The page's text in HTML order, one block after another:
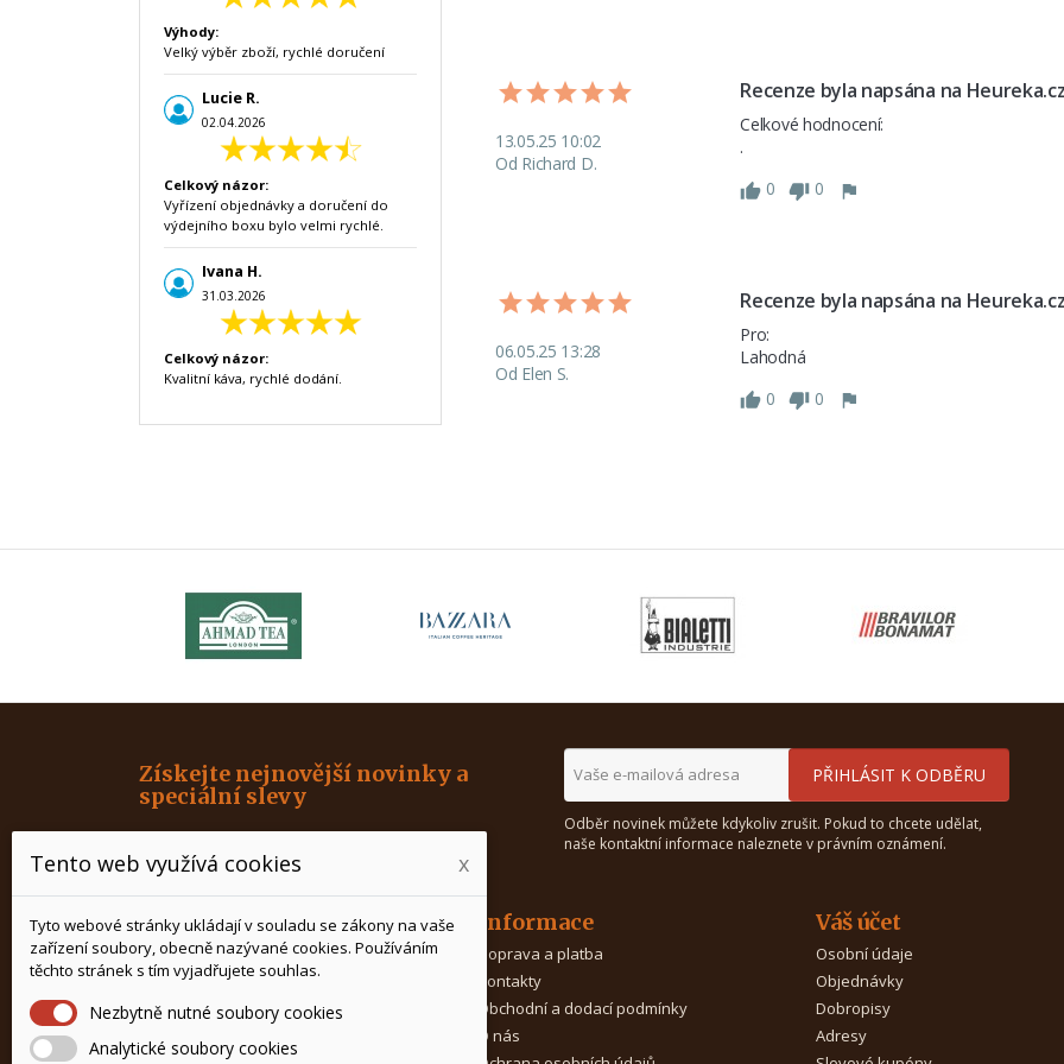
Výhody:
Velký výběr zboží, rychlé doručení
Lucie R.
02.04.2026
Celkový názor:
Vyřízení objednávky a doručení do
výdejního boxu bylo velmi rychlé.
Ivana H.
31.03.2026
Celkový názor:
Kvalitní káva, rychlé dodání.
13.05.25 10:02
Od Richard D.
Recenze byla napsána na Heureka.cz
Celkové hodnocení:
0
0
06.05.25 13:28
Od Elen S.
Recenze byla napsána na Heureka.cz
Pro:
0
0
Získejte nejnovější novinky a
speciální slevy
Odběr novinek můžete kdykoliv zrušit. Pokud to chcete udělat,
naše kontaktní informace naleznete v právním oznámení.
Produkty
Káva
Čaj
Kávovary
Informace
Doprava a platba
Kontakty
Obchodní a dodací podmínky
O nás
Váš účet
Osobní údaje
Objednávky
Dobropisy
Adresy
Tento web využívá cookies x
Tyto webové stránky ukládají v souladu se zákony na vaše
zařízení soubory, obecně nazývané cookies. Používáním
těchto stránek s tím vyjadřujete souhlas.
Nezbytně nutné soubory cookies
Analytické soubory cookies